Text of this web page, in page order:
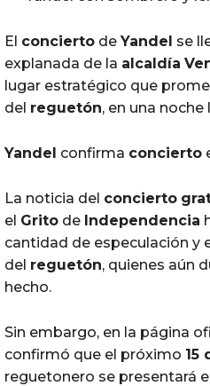
El concierto de Yandel se
explanada de la alcaldía
lugar estratégico que
del reguetón, en una
Yandel confirma concierto
La noticia del concierto
el Grito de Independencia
cantidad de especulación y
del reguetón, quienes aún
hecho.
Sin embargo, en la página
confirmó que el próximo 15
reguetonero se presentará